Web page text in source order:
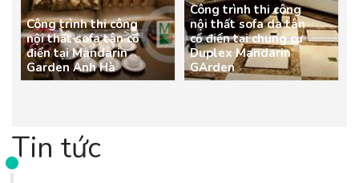
Công trình thi công
nội thất sofa tân cổ
điển tại Mandarin
Garden Anh Hà
Công trình thi công
nội thất sofa da tân
cổ điển tại chung cư
Duplex Mandarin
GArden
Tin tức